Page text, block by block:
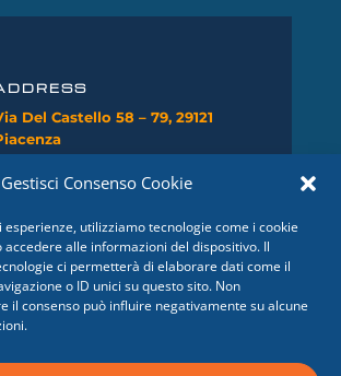
Gestisci Consenso Cookie
utilizziamo tecnologie come i cookie
alle informazioni del dispositivo. Il
ci permetterà di elaborare dati come il
o ID unici su questo sito. Non
il consenso può influire negativamente su alcune
Del Castello 58 – 79, 29121
PHONE
1860416